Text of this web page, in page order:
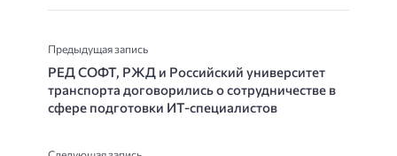
Предыдущая запись
РЕД СОФТ, РЖД и Российский университет
транспорта договорились о сотрудничестве в
сфере подготовки ИТ-специалистов